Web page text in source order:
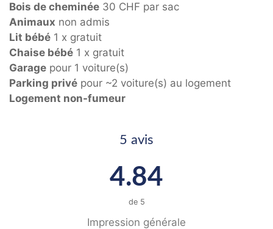
Bois de cheminée 30 CHF par sac
Animaux non admis
Lit bébé 1 x gratuit
Chaise bébé 1 x gratuit
Garage pour 1 voiture(s)
Parking privé pour ~2 voiture(s) au logement
Logement non-fumeur
5 avis
4.84
de 5
Impression générale